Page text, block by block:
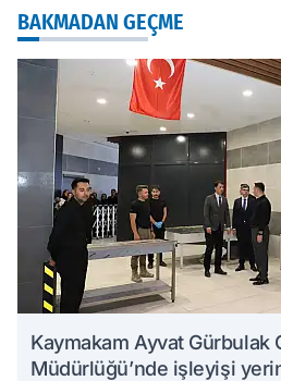
BAKMADAN GEÇME
Kaymakam Ayvat Gürbulak
Müdürlüğü’nde işleyişi